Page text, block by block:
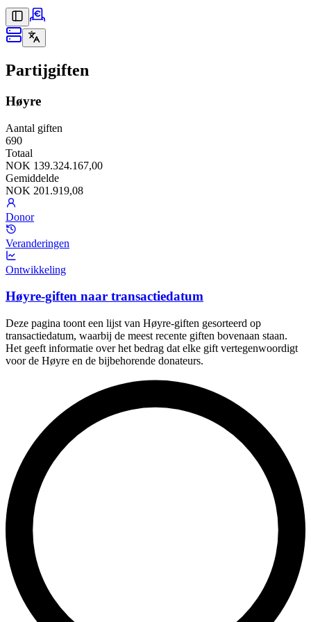
Partijgiften
Høyre
Aantal giften
690
Totaal
NOK 139.324.167,00
Gemiddelde
NOK 201.919,08
Donor
Veranderingen
Ontwikkeling
Høyre-giften naar transactiedatum
Deze pagina toont een lijst van Høyre-giften gesorteerd op
transactiedatum, waarbij de meest recente giften bovenaan staan.
Het geeft informatie over het bedrag dat elke gift vertegenwoordigt
voor de Høyre en de bijbehorende donateurs.